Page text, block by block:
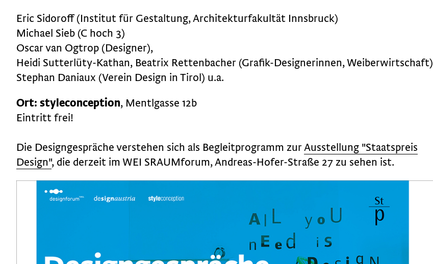
Eric Sidoroff (Institut für Gestaltung, Architekturfakultät Innsbruck)
Michael Sieb (C hoch 3)
Oscar van Ogtrop (Designer),
Heidi Sutterlüty-Kathan, Beatrix Rettenbacher (Grafik-Designerinnen, Weiberwirtschaft)
Stephan Daniaux (Verein Design in Tirol) u.a.
Ort: styleconception, Mentlgasse 12b
Eintritt frei!
Die Designgespräche verstehen sich als Begleitprogramm zur Ausstellung "Staatspreis
Design", die derzeit im WEI SRAUMforum, Andreas-Hofer-Straße 27 zu sehen ist.